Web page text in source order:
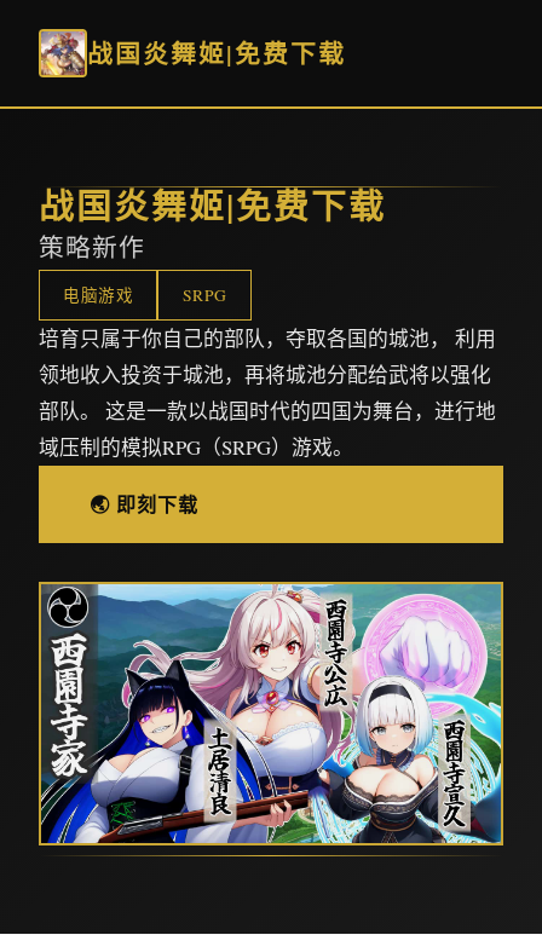
战国炎舞姬|免费下载
战国炎舞姬|免费下载
策略新作
电脑游戏 SRPG
培育只属于你自己的部队，夺取各国的城池， 利用
领地收入投资于城池，再将城池分配给武将以强化
部队。 这是一款以战国时代的四国为舞台，进行地
域压制的模拟RPG（SRPG）游戏。
🌏 即刻下载